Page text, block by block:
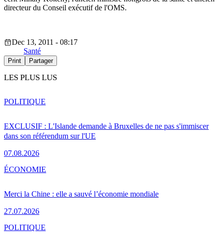
directeur du Conseil exécutif de l'OMS.
Dec 13, 2011 - 08:17
Santé
Print Partager
LES PLUS LUS
EXCLUSIF : L'Islande demande à Bruxelles de ne pas s'immiscer
dans son référendum sur l'UE
07.08.2026
POLITIQUE
Merci la Chine : elle a sauvé l’économie mondiale
27.07.2026
ÉCONOMIE
POLITIQUE